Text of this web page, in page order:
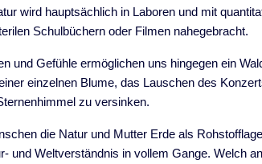
wird hauptsächlich in Laboren und mit
Schulbüchern oder Filmen nahegebracht.
und Gefühle ermöglichen uns hingegen ein
einzelnen Blume, das Lauschen des
zu versinken.
die Natur und Mutter Erde als
und Weltverständnis in vollem Gange. Welch